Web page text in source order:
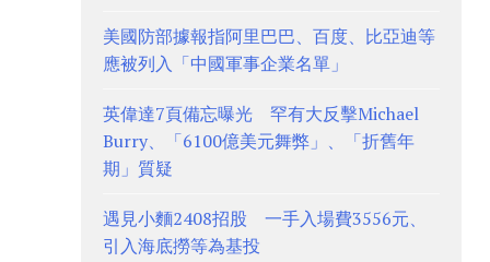
美國防部據報指阿里巴巴、百度、比亞迪等
應被列入「中國軍事企業名單」
英偉達7頁備忘曝光 罕有大反擊Michael
Burry、「6100億美元舞弊」、「折舊年
期」質疑
遇見小麵2408招股 一手入場費3556元、
引入海底撈等為基投